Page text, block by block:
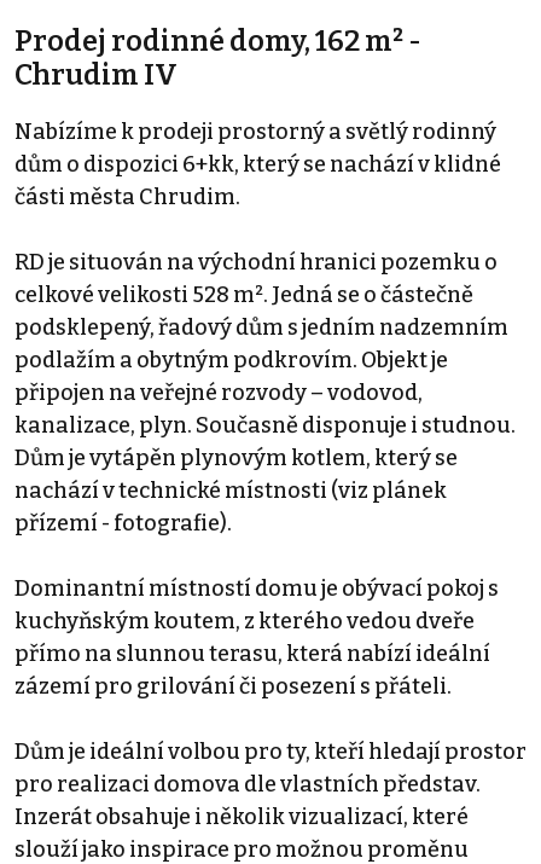
Prodej rodinné domy, 162 m² -
Chrudim IV
Nabízíme k prodeji prostorný a světlý rodinný
dům o dispozici 6+kk, který se nachází v klidné
části města Chrudim.
RD je situován na východní hranici pozemku o
celkové velikosti 528 m². Jedná se o částečně
podsklepený, řadový dům s jedním nadzemním
podlažím a obytným podkrovím. Objekt je
připojen na veřejné rozvody – vodovod,
kanalizace, plyn. Současně disponuje i studnou.
Dům je vytápěn plynovým kotlem, který se
nachází v technické místnosti (viz plánek
přízemí - fotografie).
Dominantní místností domu je obývací pokoj s
kuchyňským koutem, z kterého vedou dveře
přímo na slunnou terasu, která nabízí ideální
zázemí pro grilování či posezení s přáteli.
Dům je ideální volbou pro ty, kteří hledají prostor
pro realizaci domova dle vlastních představ.
Inzerát obsahuje i několik vizualizací, které
slouží jako inspirace pro možnou proměnu